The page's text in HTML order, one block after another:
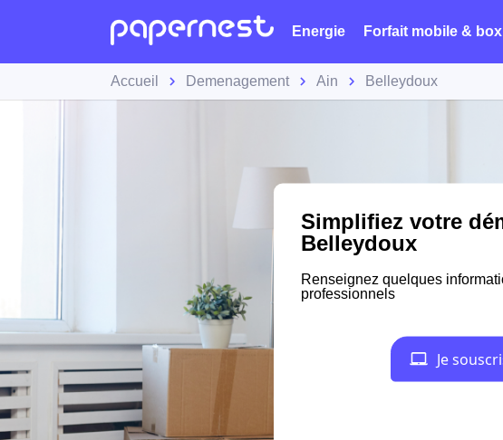
Energie Forfait mobile & box
Accueil Demenagement Ain Belleydoux